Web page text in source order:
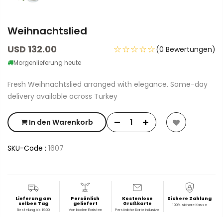
Weihnachtslied
USD 132.00
Morgenlieferung heute
☆☆☆☆☆(0 Bewertungen)
Fresh Weihnachtslied arranged with elegance. Same-day
delivery available across Turkey
In den Warenkorb
SKU-Code : 1607
Lieferung am
selben Tag
Bestellung bis 19:00
Persönlich
geliefert
Von lokalen Floristen
Kostenlose
Grußkarte
Persönliche Karte inklusive
Sichere Zahlung
100% sichere Kasse